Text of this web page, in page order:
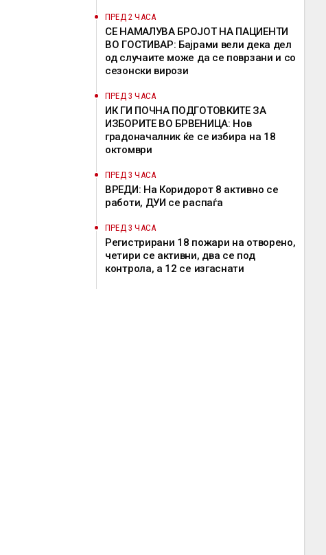
ПРЕД 2 ЧАСА
СЕ НАМАЛУВА БРОЈОТ НА ПАЦИЕНТИ
ВО ГОСТИВАР: Бајрами вели дека дел
од случаите може да се поврзани и со
сезонски вирози
ПРЕД 3 ЧАСА
ИК ГИ ПОЧНА ПОДГОТОВКИТЕ ЗА
ИЗБОРИТЕ ВО БРВЕНИЦА: Нов
градоначалник ќе се избира на 18
октомври
ПРЕД 3 ЧАСА
ВРЕДИ: На Коридорот 8 активно се
работи, ДУИ се распаѓа
ПРЕД 3 ЧАСА
Регистрирани 18 пожари на отворено,
четири се активни, два се под
контрола, а 12 се изгаснати